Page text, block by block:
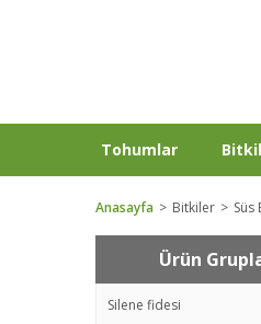
Tohumlar
Anasayfa Bitkiler Süs
Ürün
Silene fidesi